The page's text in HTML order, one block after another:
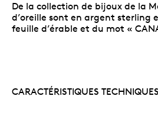
De la collection de bijoux de la
d’oreille sont en argent sterling
feuille d’érable et du mot «
CARACTÉRISTIQUES TECHNIQUES